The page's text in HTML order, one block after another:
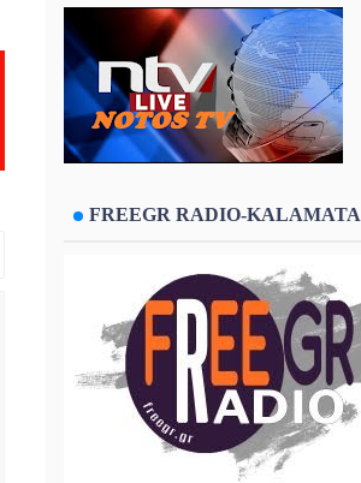
FREEGR RADIO-KALAMATA